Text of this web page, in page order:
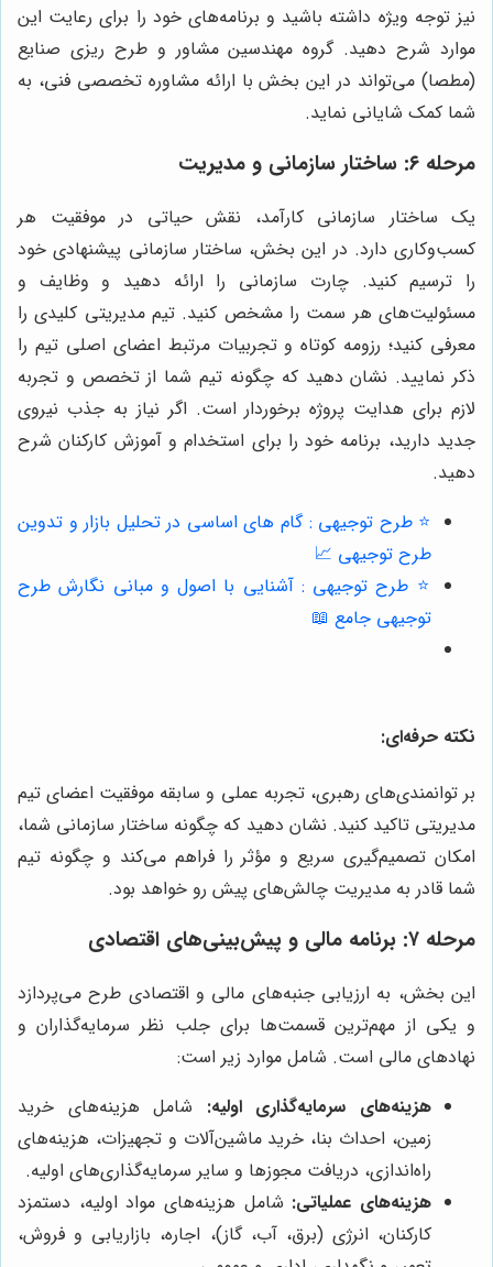
نیز توجه ویژه داشته باشید و برنامه‌های خود را برای رعایت این
موارد شرح دهید. گروه مهندسین مشاور و طرح ریزی صنایع
(مطصا) می‌تواند در این بخش با ارائه مشاوره تخصصی فنی، به
شما کمک شایانی نماید.
مرحله ۶: ساختار سازمانی و مدیریت
یک ساختار سازمانی کارآمد، نقش حیاتی در موفقیت هر
کسب‌وکاری دارد. در این بخش، ساختار سازمانی پیشنهادی خود
را ترسیم کنید. چارت سازمانی را ارائه دهید و وظایف و
مسئولیت‌های هر سمت را مشخص کنید. تیم مدیریتی کلیدی را
معرفی کنید؛ رزومه کوتاه و تجربیات مرتبط اعضای اصلی تیم را
ذکر نمایید. نشان دهید که چگونه تیم شما از تخصص و تجربه
لازم برای هدایت پروژه برخوردار است. اگر نیاز به جذب نیروی
جدید دارید، برنامه خود را برای استخدام و آموزش کارکنان شرح
دهید.
⭐️ طرح توجیهی : گام های اساسی در تحلیل بازار و تدوین
طرح توجیهی 📈
⭐️ طرح توجیهی : آشنایی با اصول و مبانی نگارش طرح
توجیهی جامع 📖
نکته حرفه‌ای:
بر توانمندی‌های رهبری، تجربه عملی و سابقه موفقیت اعضای تیم
مدیریتی تاکید کنید. نشان دهید که چگونه ساختار سازمانی شما،
امکان تصمیم‌گیری سریع و مؤثر را فراهم می‌کند و چگونه تیم
شما قادر به مدیریت چالش‌های پیش رو خواهد بود.
مرحله ۷: برنامه مالی و پیش‌بینی‌های اقتصادی
این بخش، به ارزیابی جنبه‌های مالی و اقتصادی طرح می‌پردازد
و یکی از مهم‌ترین قسمت‌ها برای جلب نظر سرمایه‌گذاران و
نهادهای مالی است. شامل موارد زیر است:
هزینه‌های سرمایه‌گذاری اولیه: شامل هزینه‌های خرید
زمین، احداث بنا، خرید ماشین‌آلات و تجهیزات، هزینه‌های
راه‌اندازی، دریافت مجوزها و سایر سرمایه‌گذاری‌های اولیه.
هزینه‌های عملیاتی: شامل هزینه‌های مواد اولیه، دستمزد
کارکنان، انرژی (برق، آب، گاز)، اجاره، بازاریابی و فروش،